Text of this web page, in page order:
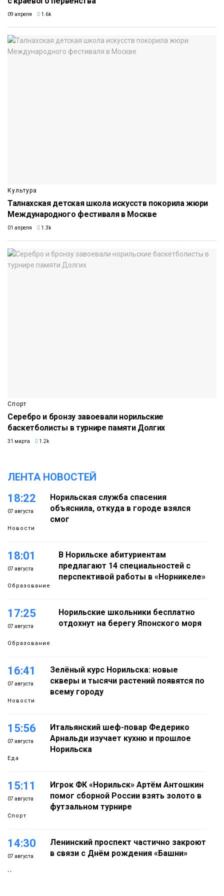
09 апреля 1.6k
Культура
Талнахская детская школа искусств покорила жюри
Международного фестиваля в Москве
01 апреля 1.3k
Спорт
Серебро и бронзу завоевали норильские
баскетболисты в турнире памяти Долгих
31 марта 1.2k
ЛЕНТА НОВОСТЕЙ
18:22
07 августа
Новости
Норильская служба спасения
объяснила, откуда в городе взялся
смог
18:01
07 августа
Образование
В Норильске абитуриентам
предлагают 14 специальностей с
перспективой работы в «Норникеле»
17:25
07 августа
Образование
Норильские школьники бесплатно
отдохнут на берегу Японского моря
16:41
07 августа
Новости
Зелёный курс Норильска: новые
скверы и тысячи растений появятся по
всему городу
15:56
07 августа
Еда
Итальянский шеф-повар Федерико
Арнальди изучает кухню и прошлое
Норильска
15:11
07 августа
Спорт
Игрок ФК «Норильск» Артём Антошкин
помог сборной России взять золото в
футзальном турнире
14:30
07 августа
Новости
Ленинский проспект частично закроют
в связи с Днём рождения «Башни»